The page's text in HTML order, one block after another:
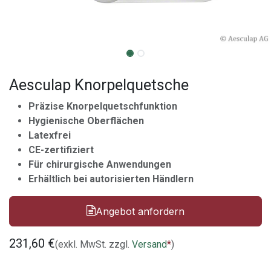
Aesculap Knorpelquetsche
Präzise Knorpelquetschfunktion
Hygienische Oberflächen
Latexfrei
CE-zertifiziert
Für chirurgische Anwendungen
Erhältlich bei autorisierten Händlern
Angebot anfordern
231,60 €(exkl. MwSt. zzgl. Versand*)